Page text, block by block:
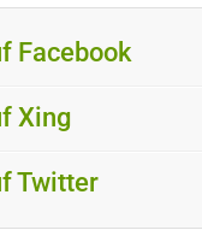
Facebook
Xing
Twitter